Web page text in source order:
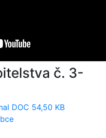
č. 3-
DOC 54,50 KB